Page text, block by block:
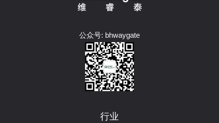
公众号: bhwaygate
行业